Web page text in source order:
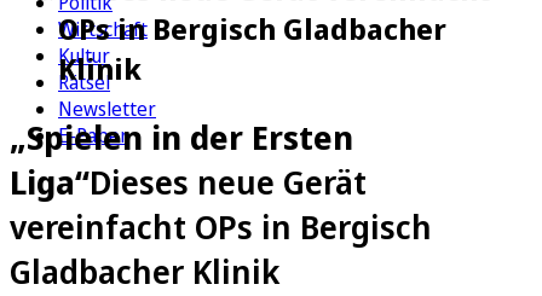
Wirtschaft
Kultur
Rätsel
Newsletter
E-Paper
OPs in Bergisch Gladbacher
Klinik
„Spielen in der Ersten
Liga“Dieses neue Gerät
vereinfacht OPs in Bergisch
Gladbacher Klinik